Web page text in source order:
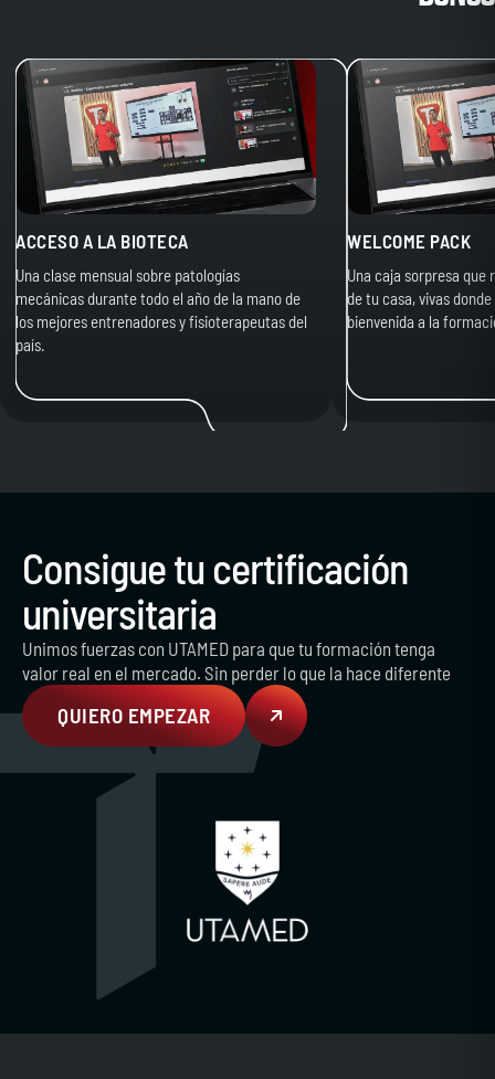
ACCESO A LA BIOTECA
Una clase mensual sobre patologías
mecánicas durante todo el año de la mano de
los mejores entrenadores y fisioterapeutas del
país.
WELCOME PACK
Una caja sorpresa que
de tu casa, vivas
bienvenida a la
Consigue tu certificación
universitaria
Unimos fuerzas con UTAMED para que tu formación tenga
valor real en el mercado. Sin perder lo que la hace diferente
QUIERO EMPEZAR